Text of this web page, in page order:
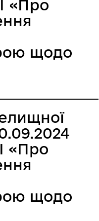
«Про
щодо
зі
з для
і
на
та
«Про
щодо